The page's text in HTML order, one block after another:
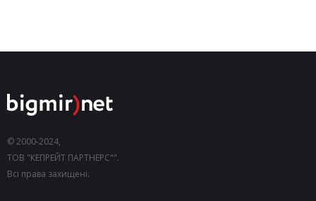
© 2000-2024,
ТОВ "КЕПРЕЙТ ПАРТНЕРС"".
Всі права захищені.